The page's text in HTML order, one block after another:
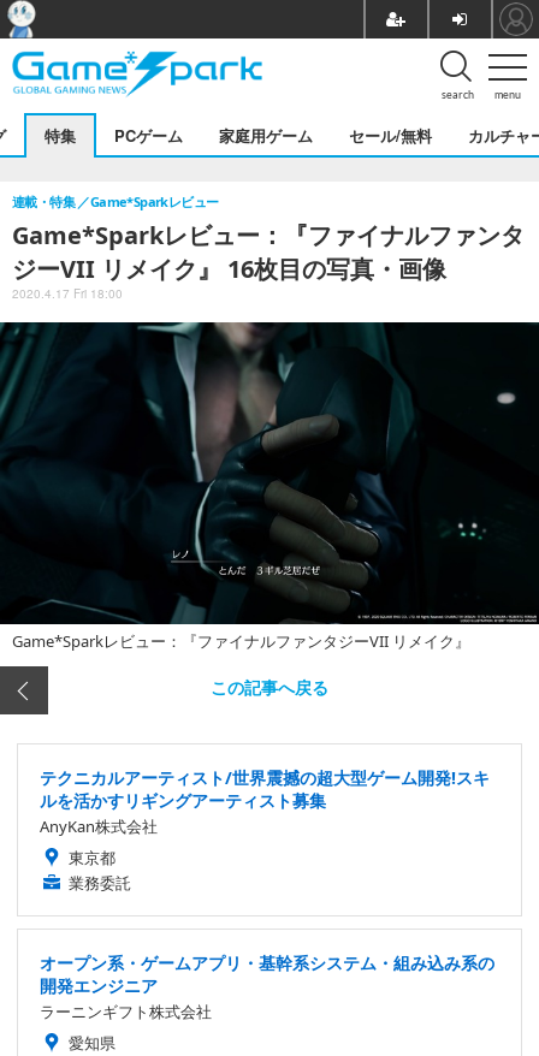
menu
search
特集 PCゲーム 家庭用ゲーム セール/無料 カルチャ
Game*Sparkレビュー：『ファイナルファンタ
ジーVII リメイク』 16枚目の写真・画像
連載・特集 Game*Sparkレビュー
2020.4.17 Fri 18:00
Game*Sparkレビュー：『ファイナルファンタジーVII リメイク』
この記事へ戻る
テクニカルアーティスト/世界震撼の超大型ゲーム開発!スキ
ルを活かすリギングアーティスト募集
AnyKan株式会社
東京都
業務委託
オープン系・ゲームアプリ・基幹系システム・組み込み系の
開発エンジニア
ラーニンギフト株式会社
愛知県